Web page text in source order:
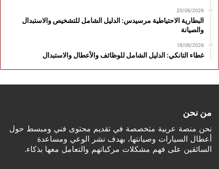
20/06/2026
البطارية الاحتياطية مرسيدس: الدليل الشامل للتشخيص والاستبدال
والصيانة
19/06/2026
غطاء التانكي: الدليل الشامل للوظائف والأعطال والاستبدال
من نحن
نحن منصة عربية متخصصة في تقديم محتوى فني ومبسط حول
أعطال السيارات وصيانتها، بهدف نشر الوعي ومساعدة
السائقين على فهم مشكلات مركباتهم والتعامل معها بذكاء.